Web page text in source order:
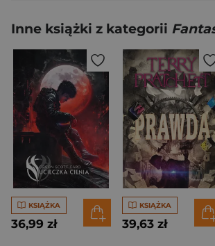
Inne książki z kategorii
KSIĄŻKA
36,99 zł
KSIĄŻKA
39,63 zł